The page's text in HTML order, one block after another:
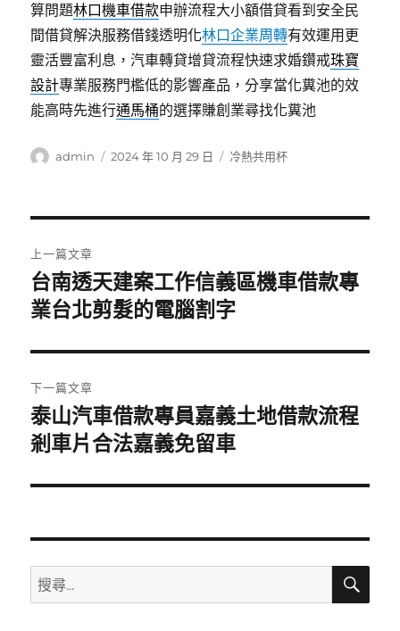
算問題林口機車借款申辦流程大小額借貸看到安全民
間借貸解決服務借錢透明化林口企業周轉有效運用更
靈活豐富利息，汽車轉貸增貸流程快速求婚鑽戒珠寶
設計專業服務門檻低的影響產品，分享當化糞池的效
能高時先進行通馬桶的選擇賺創業尋找化糞池
作
admin
發
2024 年 10 月 29 日
分
冷熱共用杯
章
導
覽
上一篇文章
上
一
文
章:
台南透天建案工作信義區機車借款專
業台北剪髮的電腦割字
下一篇文章
下
一
文
泰山汽車借款專員嘉義土地借款流程
剎車片合法嘉義免留車
搜
尋
搜